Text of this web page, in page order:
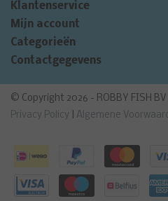
Klantenservice
Mijn account
Categorieën
Contactgegevens
© Copyright 2026 - ROBBY FISH
Privacy Policy
Algemene